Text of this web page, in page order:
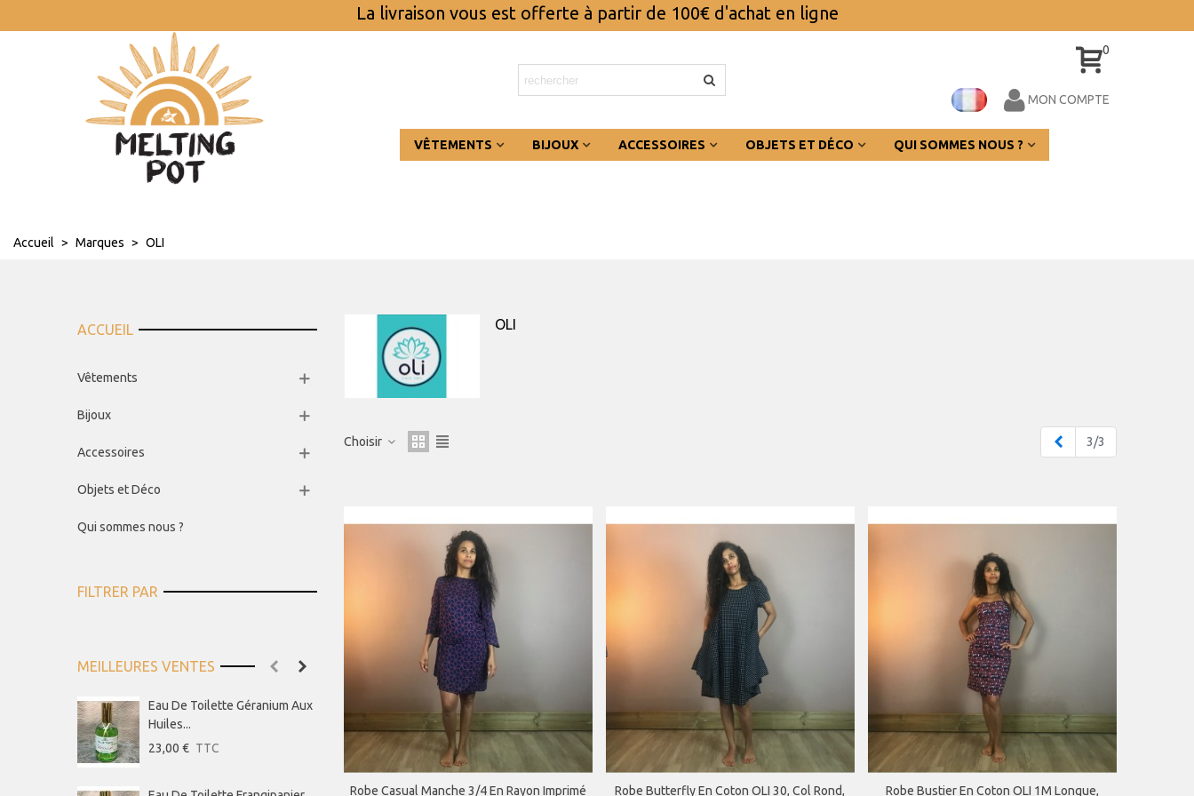
La livraison vous est offerte à partir de 100€ d'achat en ligne
0
MON COMPTE
VÊTEMENTS BIJOUX ACCESSOIRES OBJETS ET DÉCO QUI SOMMES NOUS ?
Accueil > Marques > OLI
ACCUEIL
Vêtements
Bijoux
Accessoires
Objets et Déco
Qui sommes nous ?
FILTRER PAR
MEILLEURES VENTES
Eau De Toilette Géranium Aux
Huiles...
23,00 € TTC
Savon Aux Huiles Essentielles
De Frangipanier...
6,00 €
TTC
OLI
Choisir Précédent
3/3
APERÇU RAPIDE
Robe Casual Manche 3/4 En Rayon Imprimé
APERÇU RAPIDE
Robe Butterfly En Coton OLI 30, Col Rond,
APERÇU RAPIDE
Robe Bustier En Coton OLI 1M Longue,